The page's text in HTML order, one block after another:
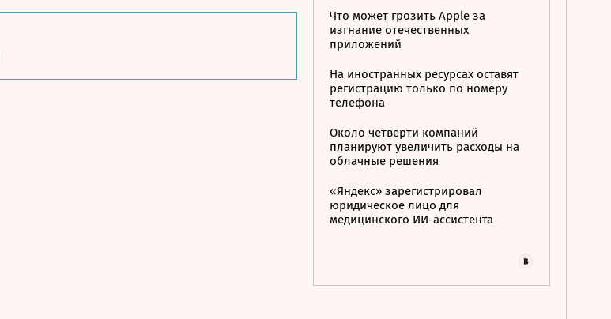
Что может грозить Apple за
изгнание отечественных
приложений
На иностранных ресурсах оставят
регистрацию только по номеру
телефона
Около четверти компаний
планируют увеличить расходы на
облачные решения
«Яндекс» зарегистрировал
юридическое лицо для
медицинского ИИ-ассистента